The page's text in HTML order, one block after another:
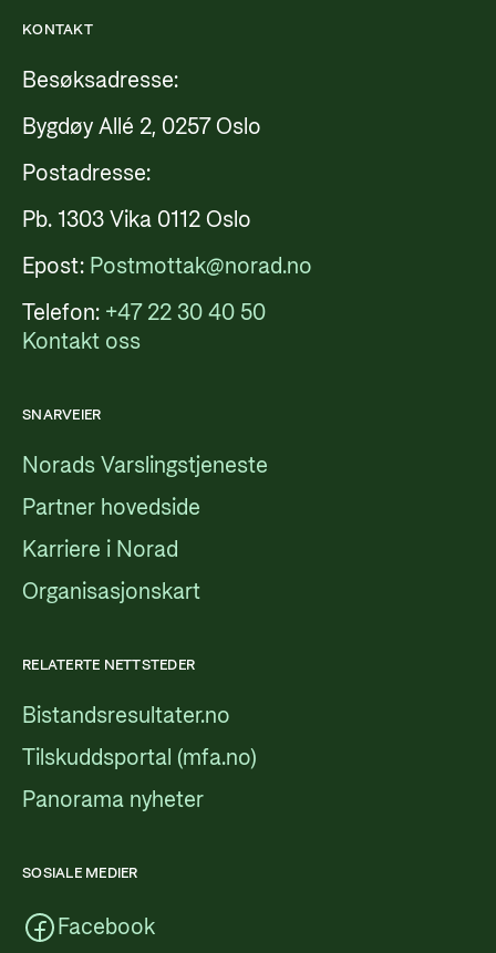
KONTAKT
Besøksadresse:
Bygdøy Allé 2, 0257 Oslo
Postadresse:
Pb. 1303 Vika 0112 Oslo
Epost: Postmottak@norad.no
Telefon: +47 22 30 40 50
Kontakt oss
SNARVEIER
Norads Varslingstjeneste
Partner hovedside
Karriere i Norad
Organisasjonskart
RELATERTE NETTSTEDER
Bistandsresultater.no
Tilskuddsportal (mfa.no)
Panorama nyheter
SOSIALE MEDIER
Facebook